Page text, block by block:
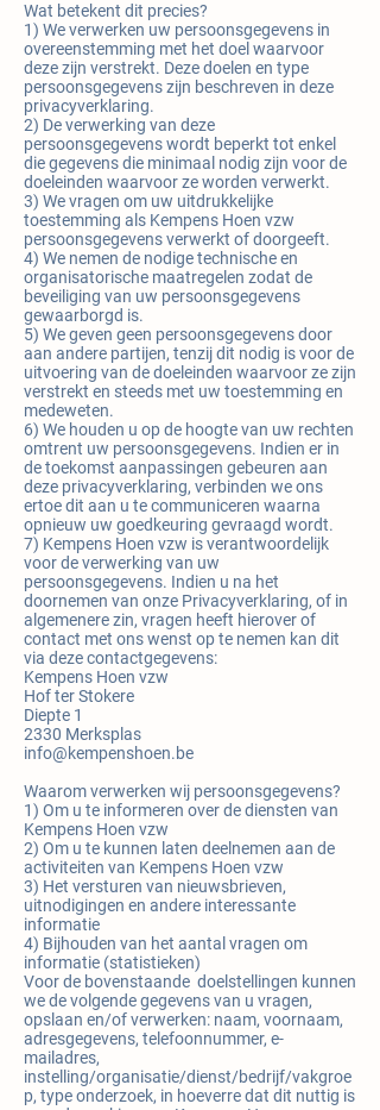
Wat betekent dit precies?
1) We verwerken uw persoonsgegevens in
overeenstemming met het doel waarvoor
deze zijn verstrekt. Deze doelen en type
persoonsgegevens zijn beschreven in deze
privacyverklaring.
2) De verwerking van deze
persoonsgegevens wordt beperkt tot enkel
die gegevens die minimaal nodig zijn voor de
doeleinden waarvoor ze worden verwerkt.
3) We vragen om uw uitdrukkelijke
toestemming als Kempens Hoen vzw
persoonsgegevens verwerkt of doorgeeft.
4) We nemen de nodige technische en
organisatorische maatregelen zodat de
beveiliging van uw persoonsgegevens
gewaarborgd is.
5) We geven geen persoonsgegevens door
aan andere partijen, tenzij dit nodig is voor de
uitvoering van de doeleinden waarvoor ze zijn
verstrekt en steeds met uw toestemming en
medeweten.
6) We houden u op de hoogte van uw rechten
omtrent uw persoonsgegevens. Indien er in
de toekomst aanpassingen gebeuren aan
deze privacyverklaring, verbinden we ons
ertoe dit aan u te communiceren waarna
opnieuw uw goedkeuring gevraagd wordt.
7) Kempens Hoen vzw is verantwoordelijk
voor de verwerking van uw
persoonsgegevens. Indien u na het
doornemen van onze Privacyverklaring, of in
algemenere zin, vragen heeft hierover of
contact met ons wenst op te nemen kan dit
via deze contactgegevens:
Kempens Hoen vzw
Hof ter Stokere
Diepte 1
2330 Merksplas
info@kempenshoen.be
Waarom verwerken wij persoonsgegevens?
1) Om u te informeren over de diensten van
Kempens Hoen vzw
2) Om u te kunnen laten deelnemen aan de
activiteiten van Kempens Hoen vzw
3) Het versturen van nieuwsbrieven,
uitnodigingen en andere interessante
informatie
4) Bijhouden van het aantal vragen om
informatie (statistieken)
Voor de bovenstaande doelstellingen kunnen
we de volgende gegevens van u vragen,
opslaan en/of verwerken: naam, voornaam,
adresgegevens, telefoonnummer, e-
mailadres,
instelling/organisatie/dienst/bedrijf/vakgroe
p, type onderzoek, in hoeverre dat dit nuttig is